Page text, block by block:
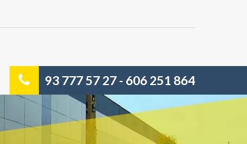
93 777 57 27 - 606 251 864